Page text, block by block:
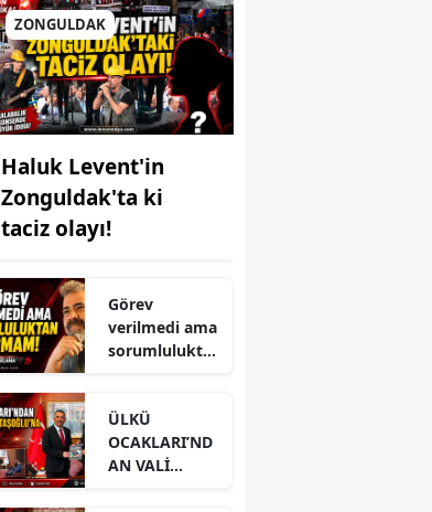
ZONGULDAK
Haluk Levent'in
Zonguldak'ta ki
taciz olayı!
Görev
verilmedi ama
sorumlulukta
ÜLKÜ
OCAKLARI’ND
AN VALİ